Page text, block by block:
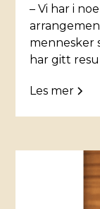
– Vi har i
mennesker
har gitt
Les mer